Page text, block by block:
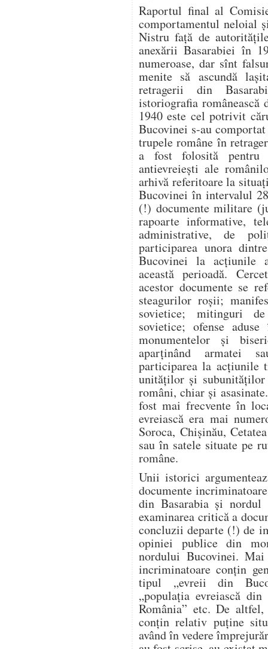
Raportul final al
comportamentul neloial
Nistru față de
anexării Basarabiei în
numeroase, dar sînt
menite să ascundă
retragerii din
istoriografia
1940 este cel potrivit
Bucovinei s-au
trupele române în
a fost folosită pentru
antievreiești ale
arhivă referitoare la
Bucovinei în intervalul
(!) documente militare
rapoarte informative,
administrative, de
participarea unora
Bucovinei la acțiunile
această perioadă.
acestor documente se
steagurilor roșii;
sovietice; mitinguri
sovietice; ofense
monumentelor și
aparținând armatei
participarea la acțiunile
unităților și
români, chiar și
fost mai frecvente în
evreiască era mai
Soroca, Chișinău,
sau în satele situate pe
române.
Unii istorici
documente
din Basarabia și nordul
examinarea critică a
concluzii departe (!) de
opiniei publice din
nordului Bucovinei.
incriminatoare conțin
tipul „evreii din
„populația evreiască
România” etc. De
conțin relativ puține
având în vedere